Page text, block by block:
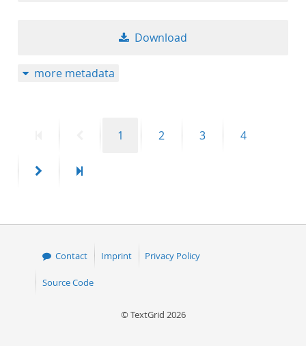
Download
more metadata
PreviousPage
1 Page
2 Page
3 Page
4
Next
Last
Contact Imprint Privacy Policy
Source Code
© TextGrid 2026